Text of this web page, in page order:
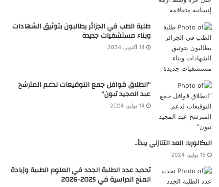
طلبة الطب في الجزائر يطالبون بتوثيق الشهادات
وبناء مستشفيات جديدة
14 أكتوبر، 2024
“انطلاق قوافل جمع التوقيعات لدعم المترشح
عبد المجيد تبون”
14 يوليو، 2024
البكالوريا: العد التنازلي يبدأ..
16 يوليو، 2024
تحديد عدد الطلبة الجدد في العلوم الطبية وزيادة
المنح الدراسية في 2025-2026